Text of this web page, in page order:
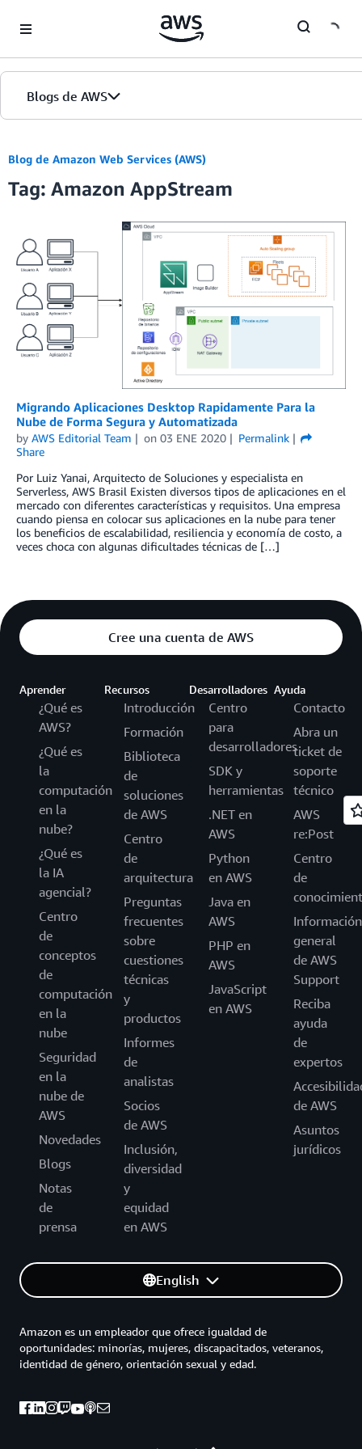
Blogs de AWS
Inicio
Ediciones
Blog de Amazon Web Services (AWS)
Tag: Amazon AppStream
Migrando Aplicaciones Desktop Rapidamente Para la
Nube de Forma Segura y Automatizada
by AWS Editorial Team on 03 ENE 2020
Permalink
Share
Por Luiz Yanai, Arquitecto de Soluciones y especialista en
Serverless, AWS Brasil Existen diversos tipos de aplicaciones en el
mercado con diferentes características y requisitos. Una empresa
cuando piensa en colocar sus aplicaciones en la nube para tener
los beneficios de escalabilidad, resiliencia y economía de costo, a
veces choca con algunas dificultades técnicas de […]
Cree una cuenta de AWS
Aprender
¿Qué es
AWS?
¿Qué es
la
computación
en la
nube?
¿Qué es
la IA
agencial?
Centro
de
conceptos
de
computación
en la
nube
Seguridad
en la
nube de
AWS
Novedades
Blogs
Notas
de
prensa
Recursos
Introducción
Formación
Biblioteca
de
soluciones
de AWS
Centro
de
arquitectura
Preguntas
frecuentes
sobre
cuestiones
técnicas
y
productos
Informes
de
analistas
Socios
de AWS
Inclusión,
diversidad
y
equidad
en AWS
Desarrolladores
Centro
para
desarrolladores
SDK y
herramientas
.NET en
AWS
Python
en AWS
Java en
AWS
PHP en
AWS
JavaScript
en AWS
Ayuda
Contacto
Abra un
ticket de
soporte
técnico
AWS
re:Post
Centro
de
Información
general
de AWS
Support
Reciba
ayuda
de
expertos
de AWS
Asuntos
jurídicos
English
Amazon es un empleador que ofrece igualdad de
oportunidades: minorías, mujeres, discapacitados, veteranos,
identidad de género, orientación sexual y edad.